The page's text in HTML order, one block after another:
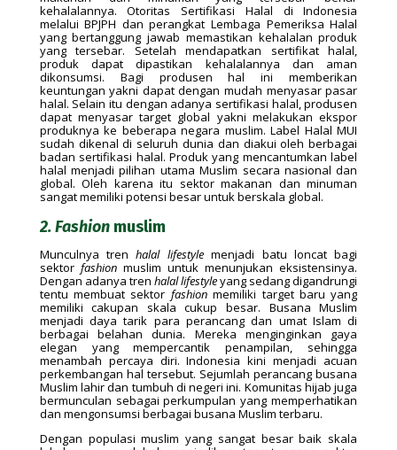
kehalalannya. Otoritas Sertifikasi Halal di Indonesia
melalui BPJPH dan perangkat Lembaga Pemeriksa Halal
yang bertanggung jawab memastikan kehalalan produk
yang tersebar. Setelah mendapatkan sertifikat halal,
produk dapat dipastikan kehalalannya dan aman
dikonsumsi. Bagi produsen hal ini memberikan
keuntungan yakni dapat dengan mudah menyasar pasar
halal. Selain itu dengan adanya sertifikasi halal, produsen
dapat menyasar target global yakni melakukan ekspor
produknya ke beberapa negara muslim. Label Halal MUI
sudah dikenal di seluruh dunia dan diakui oleh berbagai
badan sertifikasi halal. Produk yang mencantumkan label
halal menjadi pilihan utama Muslim secara nasional dan
global. Oleh karena itu sektor makanan dan minuman
sangat memiliki potensi besar untuk berskala global.
2. Fashion muslim
Munculnya trenhalal lifestylemenjadi batu loncat bagi
sektor fashionmuslim untuk menunjukan eksistensinya.
Dengan adanya tren halal lifestyleyang sedang digandrungi
tentu membuat sektor fashionmemiliki target baru yang
memiliki cakupan skala cukup besar. Busana Muslim
menjadi daya tarik para perancang dan umat Islam di
berbagai belahan dunia. Mereka menginginkan gaya
elegan yang mempercantik penampilan, sehingga
menambah percaya diri. Indonesia kini menjadi acuan
perkembangan hal tersebut. Sejumlah perancang busana
Muslim lahir dan tumbuh di negeri ini. Komunitas hijab juga
bermunculan sebagai perkumpulan yang memperhatikan
dan mengonsumsi berbagai busana Muslim terbaru.
Dengan populasi muslim yang sangat besar baik skala